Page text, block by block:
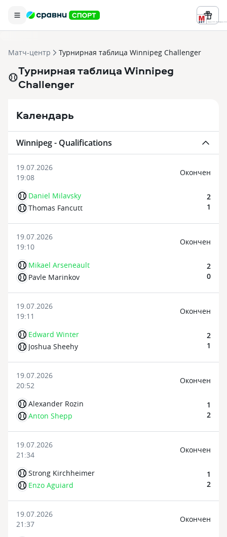
Реклама ООО «БК «Марафон» ИНН
Матч-центр Турнирная таблица Winnipeg Challenger
Турнирная таблица Winnipeg
Challenger
Календарь
Winnipeg - Qualifications
19.07.2026
19:08
Daniel Milavsky
Thomas Fancutt
Oкончен
2
1
19.07.2026
19:10
Mikael Arseneault
Pavle Marinkov
Oкончен
2
0
19.07.2026
19:11
Edward Winter
Joshua Sheehy
Oкончен
2
1
19.07.2026
20:52
Alexander Rozin
Anton Shepp
Oкончен
1
2
19.07.2026
21:34
Strong Kirchheimer
Enzo Aguiard
Oкончен
1
2
19.07.2026
21:37
Oкончен